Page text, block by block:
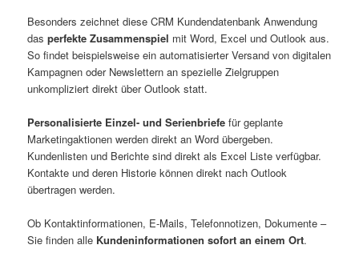
Besonders zeichnet diese CRM Kundendatenbank Anwendung
dasperfekte Zusammenspiel mit Word, Excel und Outlook aus.
So findet beispielsweise ein automatisierter Versand von digitalen
Kampagnen oder Newslettern an spezielle Zielgruppen
unkompliziert direkt über Outlook statt.
Personalisierte Einzel- und Serienbriefe für geplante
Marketingaktionen werden direkt an Word übergeben.
Kundenlisten und Berichte sind direkt als Excel Liste verfügbar.
Kontakte und deren Historie können direkt nach Outlook
übertragen werden.
Ob Kontaktinformationen, E-Mails, Telefonnotizen, Dokumente –
Sie finden alle Kundeninformationen sofort an einem Ort.